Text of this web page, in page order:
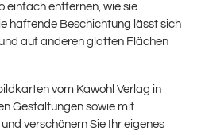
einfach entfernen, wie sie
haftende Beschichtung lässt sich
auf anderen glatten Flächen
vom Kawohl Verlag in
Gestaltungen sowie mit
verschönern Sie Ihr eigenes